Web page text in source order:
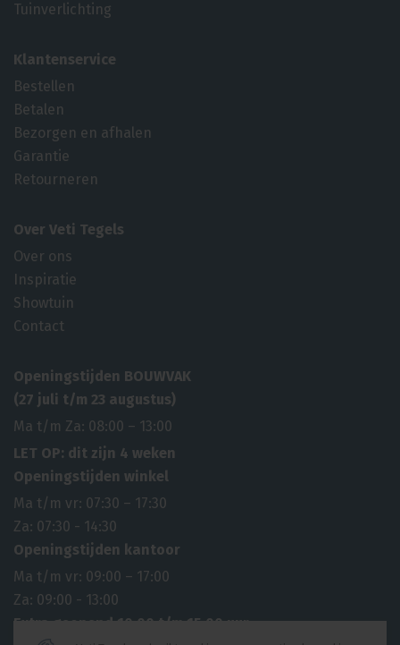
Tuinverlichting
Klantenservice
Bestellen
Betalen
Bezorgen en afhalen
Garantie
Retourneren
Over Veti Tegels
Over ons
Inspiratie
Showtuin
Contact
Openingstijden BOUWVAK
(27 juli t/m 23 augustus)
Ma t/m Za: 08:00 – 13:00
LET OP: dit zijn 4 weken
Openingstijden winkel
Ma t/m vr: 07:30 – 17:30
Za: 07:30 - 14:30
Openingstijden kantoor
Ma t/m vr: 09:00 – 17:00
Za: 09:00 - 13:00
Extra geopend 10.00 t/m 15.00 uur